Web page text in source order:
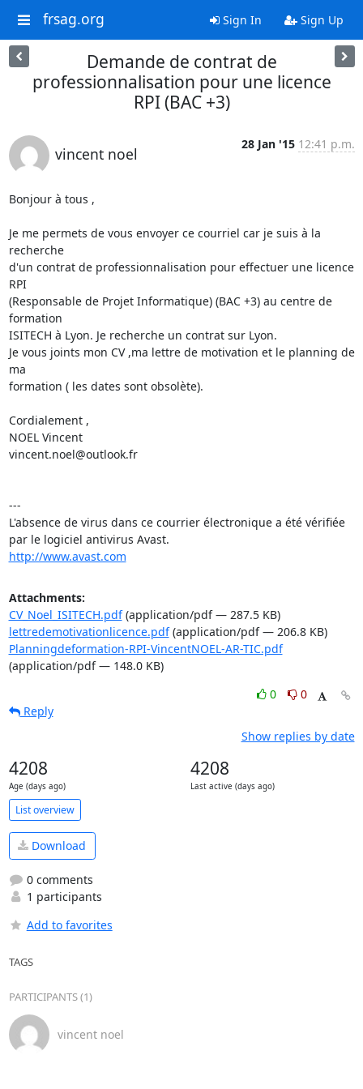
frsag.org Sign In Sign Up
Demande de contrat de
professionnalisation pour une licence
RPI (BAC +3)
vincent noel
28 Jan '15 12:41 p.m.
Bonjour à tous ,
Je me permets de vous envoyer ce courriel car je suis à la
recherche
d'un contrat de professionnalisation pour effectuer une licence
RPI
(Responsable de Projet Informatique) (BAC +3) au centre de
formation
ISITECH à Lyon. Je recherche un contrat sur Lyon.
Je vous joints mon CV ,ma lettre de motivation et le planning de
ma
formation ( les dates sont obsolète).
Cordialement ,
NOEL Vincent
vincent.noel@outlook.fr
---
L'absence de virus dans ce courrier électronique a été vérifiée
http://www.avast.com
Attachments:
CV_Noel_ISITECH.pdf(application/pdf — 287.5 KB)
lettredemotivationlicence.pdf(application/pdf — 206.8 KB)
Planningdeformation-RPI-VincentNOEL-AR-TIC.pdf
(application/pdf — 148.0 KB)
0
0
Reply
Show replies by date
4208
Age (days ago)
4208
Last active (days ago)
List overview
Download
0 comments
1 participants
Add to favorites
TAGS
PARTICIPANTS (1)
vincent noel